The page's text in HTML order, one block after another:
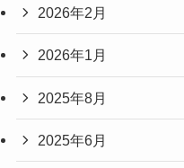
2026年2月
2026年1月
2025年8月
2025年6月